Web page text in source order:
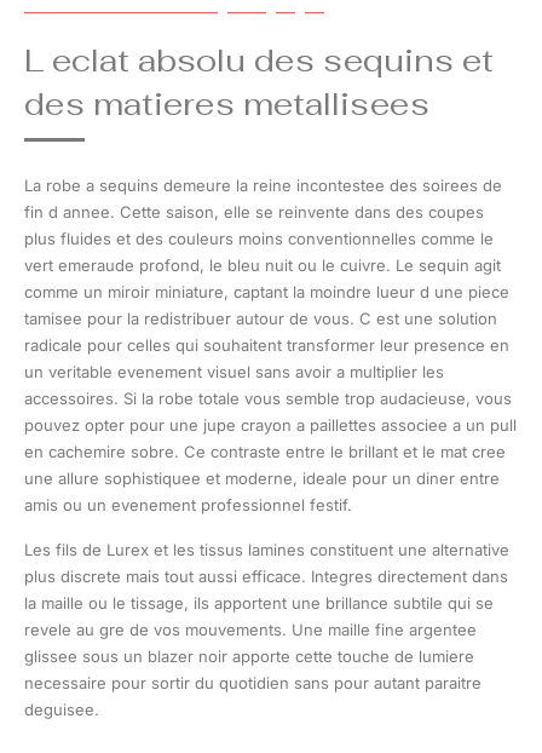
L eclat absolu des sequins et
des matieres metallisees
La robe a sequins demeure la reine incontestee des soirees de
fin d annee. Cette saison, elle se reinvente dans des coupes
plus fluides et des couleurs moins conventionnelles comme le
vert emeraude profond, le bleu nuit ou le cuivre. Le sequin agit
comme un miroir miniature, captant la moindre lueur d une piece
tamisee pour la redistribuer autour de vous. C est une solution
radicale pour celles qui souhaitent transformer leur presence en
un veritable evenement visuel sans avoir a multiplier les
accessoires. Si la robe totale vous semble trop audacieuse, vous
pouvez opter pour une jupe crayon a paillettes associee a un pull
en cachemire sobre. Ce contraste entre le brillant et le mat cree
une allure sophistiquee et moderne, ideale pour un diner entre
amis ou un evenement professionnel festif.
Les fils de Lurex et les tissus lamines constituent une alternative
plus discrete mais tout aussi efficace. Integres directement dans
la maille ou le tissage, ils apportent une brillance subtile qui se
revele au gre de vos mouvements. Une maille fine argentee
glissee sous un blazer noir apporte cette touche de lumiere
necessaire pour sortir du quotidien sans pour autant paraitre
deguisee.